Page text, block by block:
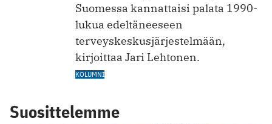
Suomessa kannattaisi palata 1990-
lukua edeltäneeseen
terveyskeskusjärjestelmään,
kirjoittaa Jari Lehtonen.
KOLUMNI
Suosittelemme